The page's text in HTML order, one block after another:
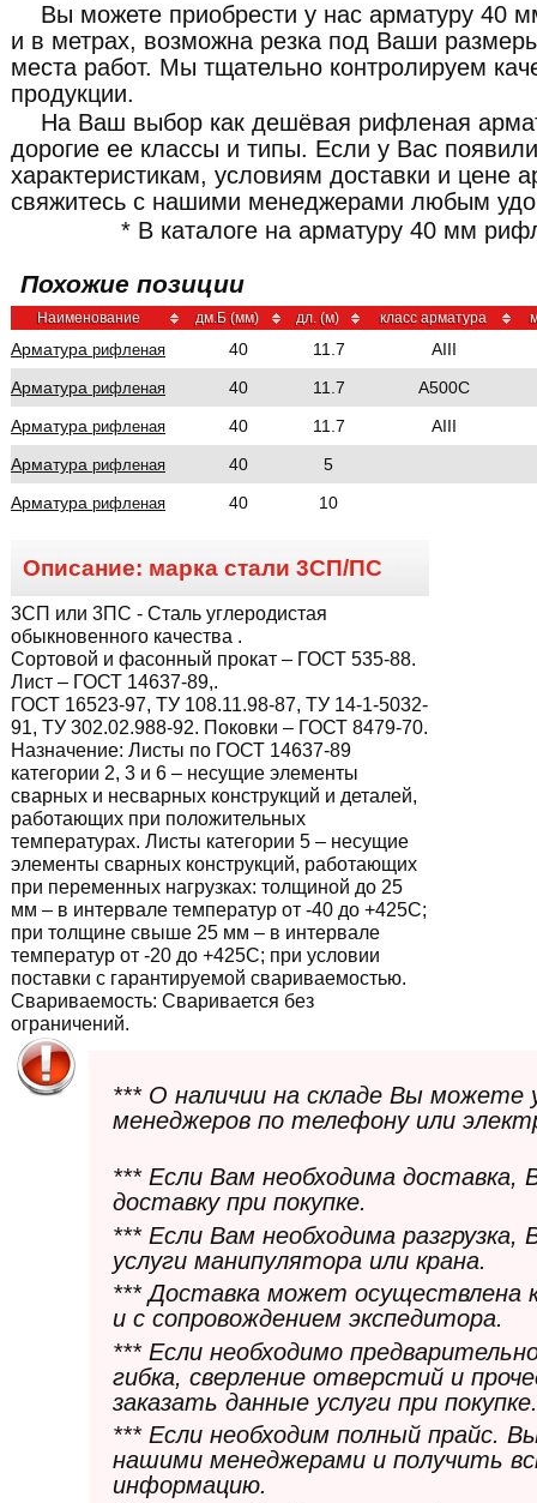
Вы можете приобрести у нас арматуру 40
и в метрах, возможна резка под Ваши
места работ. Мы тщательно контролируем
продукции.
На Ваш выбор как дешёвая рифленая
дорогие ее классы и типы. Если у Вас
характеристикам, условиям доставки и
свяжитесь с нашими менеджерами любым
* В каталоге на арматуру 40 мм
Похожие позиции
Наименование дм.Б (мм) дл. (м) класс арматура
Арматура рифленая 40 11.7
AIII
Арматура рифленая 40 11.7
A500C
Арматура рифленая 40 11.7
AIII
Арматура рифленая 40
5
Арматура рифленая 40 10
Описание: марка стали 3СП/ПС
3СП или 3ПС - Сталь углеродистая
обыкновенного качества .
Сортовой и фасонный прокат – ГОСТ 535-88.
Лист – ГОСТ 14637-89,.
ГОСТ 16523-97, ТУ 108.11.98-87, ТУ 14-1-5032-
91, ТУ 302.02.988-92. Поковки – ГОСТ 8479-70.
Назначение: Листы по ГОСТ 14637-89
категории 2, 3 и 6 – несущие элементы
сварных и несварных конструкций и деталей,
работающих при положительных
температурах. Листы категории 5 – несущие
элементы сварных конструкций, работающих
при переменных нагрузках: толщиной до 25
мм – в интервале температур от -40 до +425С;
при толщине свыше 25 мм – в интервале
температур от -20 до +425С; при условии
поставки с гарантируемой свариваемостью.
Свариваемость: Сваривается без
ограничений.
*** О наличии на складе Вы можете
менеджеров по телефону или
*** Если Вам необходима
доставку при покупке.
*** Если Вам необходима
услуги манипулятора или крана.
*** Доставка может осуществлена
и с сопровождением экспедитора.
*** Если необходимо
гибка, сверление отверстий и
заказать данные услуги при покупке.
*** Если необходим полный прайс.
нашими менеджерами и получить
информацию.